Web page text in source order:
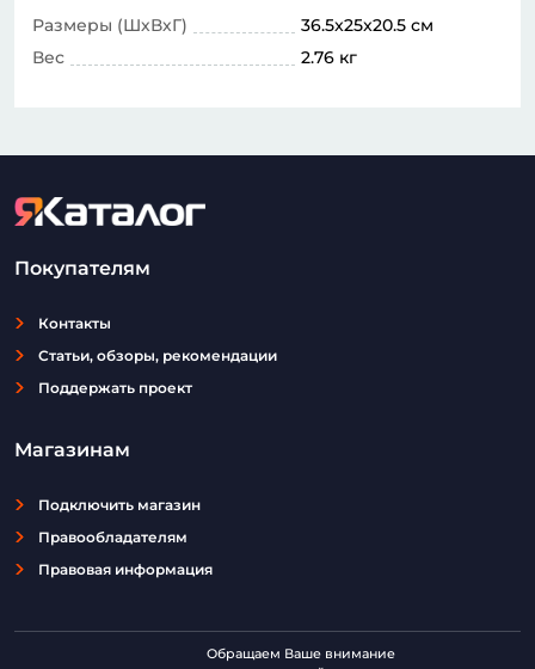
Размеры (ШхВхГ)
36.5x25x20.5 см
Вес
2.76 кг
Покупателям
Контакты
Статьи, обзоры, рекомендации
Поддержать проект
Магазинам
Подключить магазин
Правообладателям
Правовая информация
Обращаем Ваше внимание